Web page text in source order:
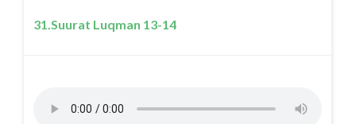
31.Suurat Luqman 13-14